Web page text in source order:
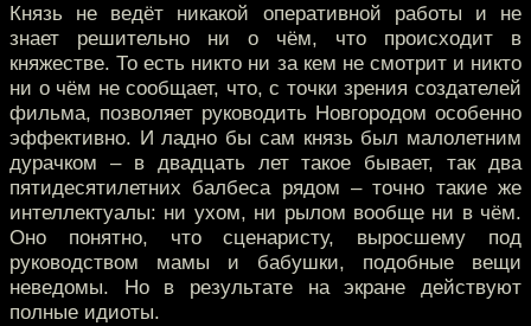
Князь не ведёт никакой оперативной работы и не
знает решительно ни о чём, что происходит в
княжестве. То есть никто ни за кем не смотрит и никто
ни о чём не сообщает, что, с точки зрения создателей
фильма, позволяет руководить Новгородом особенно
эффективно. И ладно бы сам князь был малолетним
дурачком – в двадцать лет такое бывает, так два
пятидесятилетних балбеса рядом – точно такие же
интеллектуалы: ни ухом, ни рылом вообще ни в чём.
Оно понятно, что сценаристу, выросшему под
руководством мамы и бабушки, подобные вещи
неведомы. Но в результате на экране действуют
полные идиоты.